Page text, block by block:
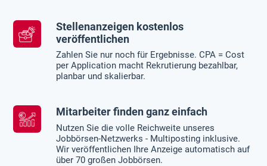
Stellenanzeigen kostenlos
veröffentlichen
Zahlen Sie nur noch für Ergebnisse. CPA = Cost
per Application macht Rekrutierung bezahlbar,
planbar und skalierbar.
Mitarbeiter finden ganz einfach
Nutzen Sie die volle Reichweite unseres
Jobbörsen-Netzwerks - Multiposting inklusive.
Wir veröffentlichen Ihre Anzeige automatisch auf
über 70 großen Jobbörsen.